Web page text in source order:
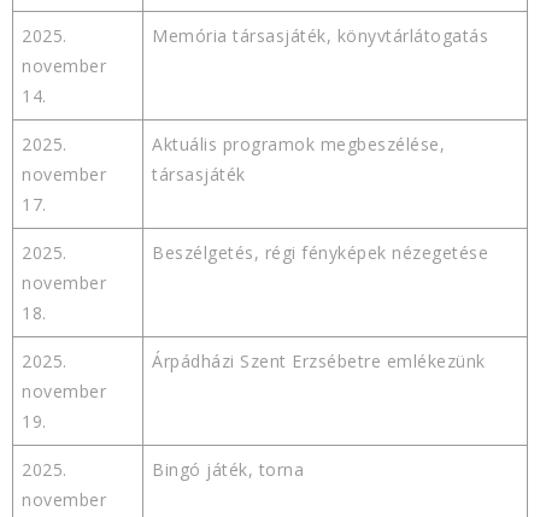
2025.
november
14.
Memória társasjáték, könyvtárlátogatás
2025.
november
17.
Aktuális programok megbeszélése,
társasjáték
2025.
november
18.
Beszélgetés, régi fényképek nézegetése
2025.
november
19.
Árpádházi Szent Erzsébetre emlékezünk
2025.
november
Bingó játék, torna